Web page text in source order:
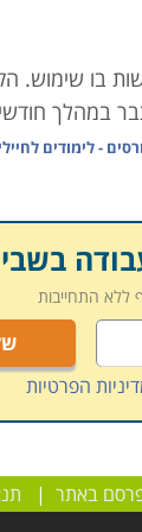
בו שימוש.
במהלך
או בית, אם
אתם
(בגרויות
אישור
שוברי
- לימודים
ללא התחייבות
הפרטיות
באתר |